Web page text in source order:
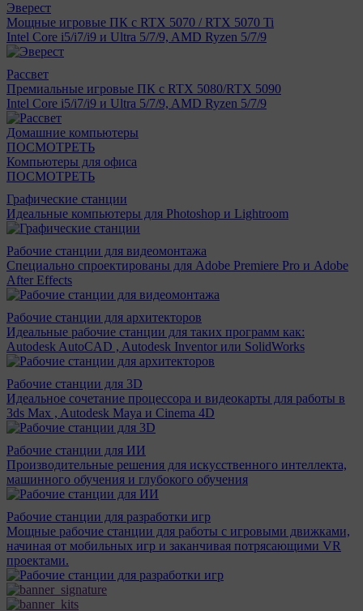
Эверест
Мощные игровые ПК с RTX 5070 / RTX 5070 Ti
Intel Core i5/i7/i9 и Ultra 5/7/9, AMD Ryzen 5/7/9
Рассвет
Премиальные игровые ПК с RTX 5080/RTX 5090
Intel Core i5/i7/i9 и Ultra 5/7/9, AMD Ryzen 5/7/9
Домашние компьютеры
ПОСМОТРЕТЬ
Компьютеры для офиса
ПОСМОТРЕТЬ
Графические станции
Идеальные компьютеры для Photoshop и Lightroom
Рабочие станции для видеомонтажа
Специально спроектированы для Adobe Premiere Pro и Adobe
After Effects
Рабочие станции для архитекторов
Идеальные рабочие станции для таких программ как:
Autodesk AutoCAD , Autodesk Inventor или SolidWorks
Рабочие станции для 3D
Идеальное сочетание процессора и видеокарты для работы в
3ds Max , Autodesk Maya и Cinema 4D
Рабочие станции для ИИ
Производительные решения для искусственного интеллекта,
машинного обучения и глубокого обучения
Рабочие станции для разработки игр
Мощные рабочие станции для работы с игровыми движками,
начиная от мобильных игр и заканчивая потрясающими VR
проектами.